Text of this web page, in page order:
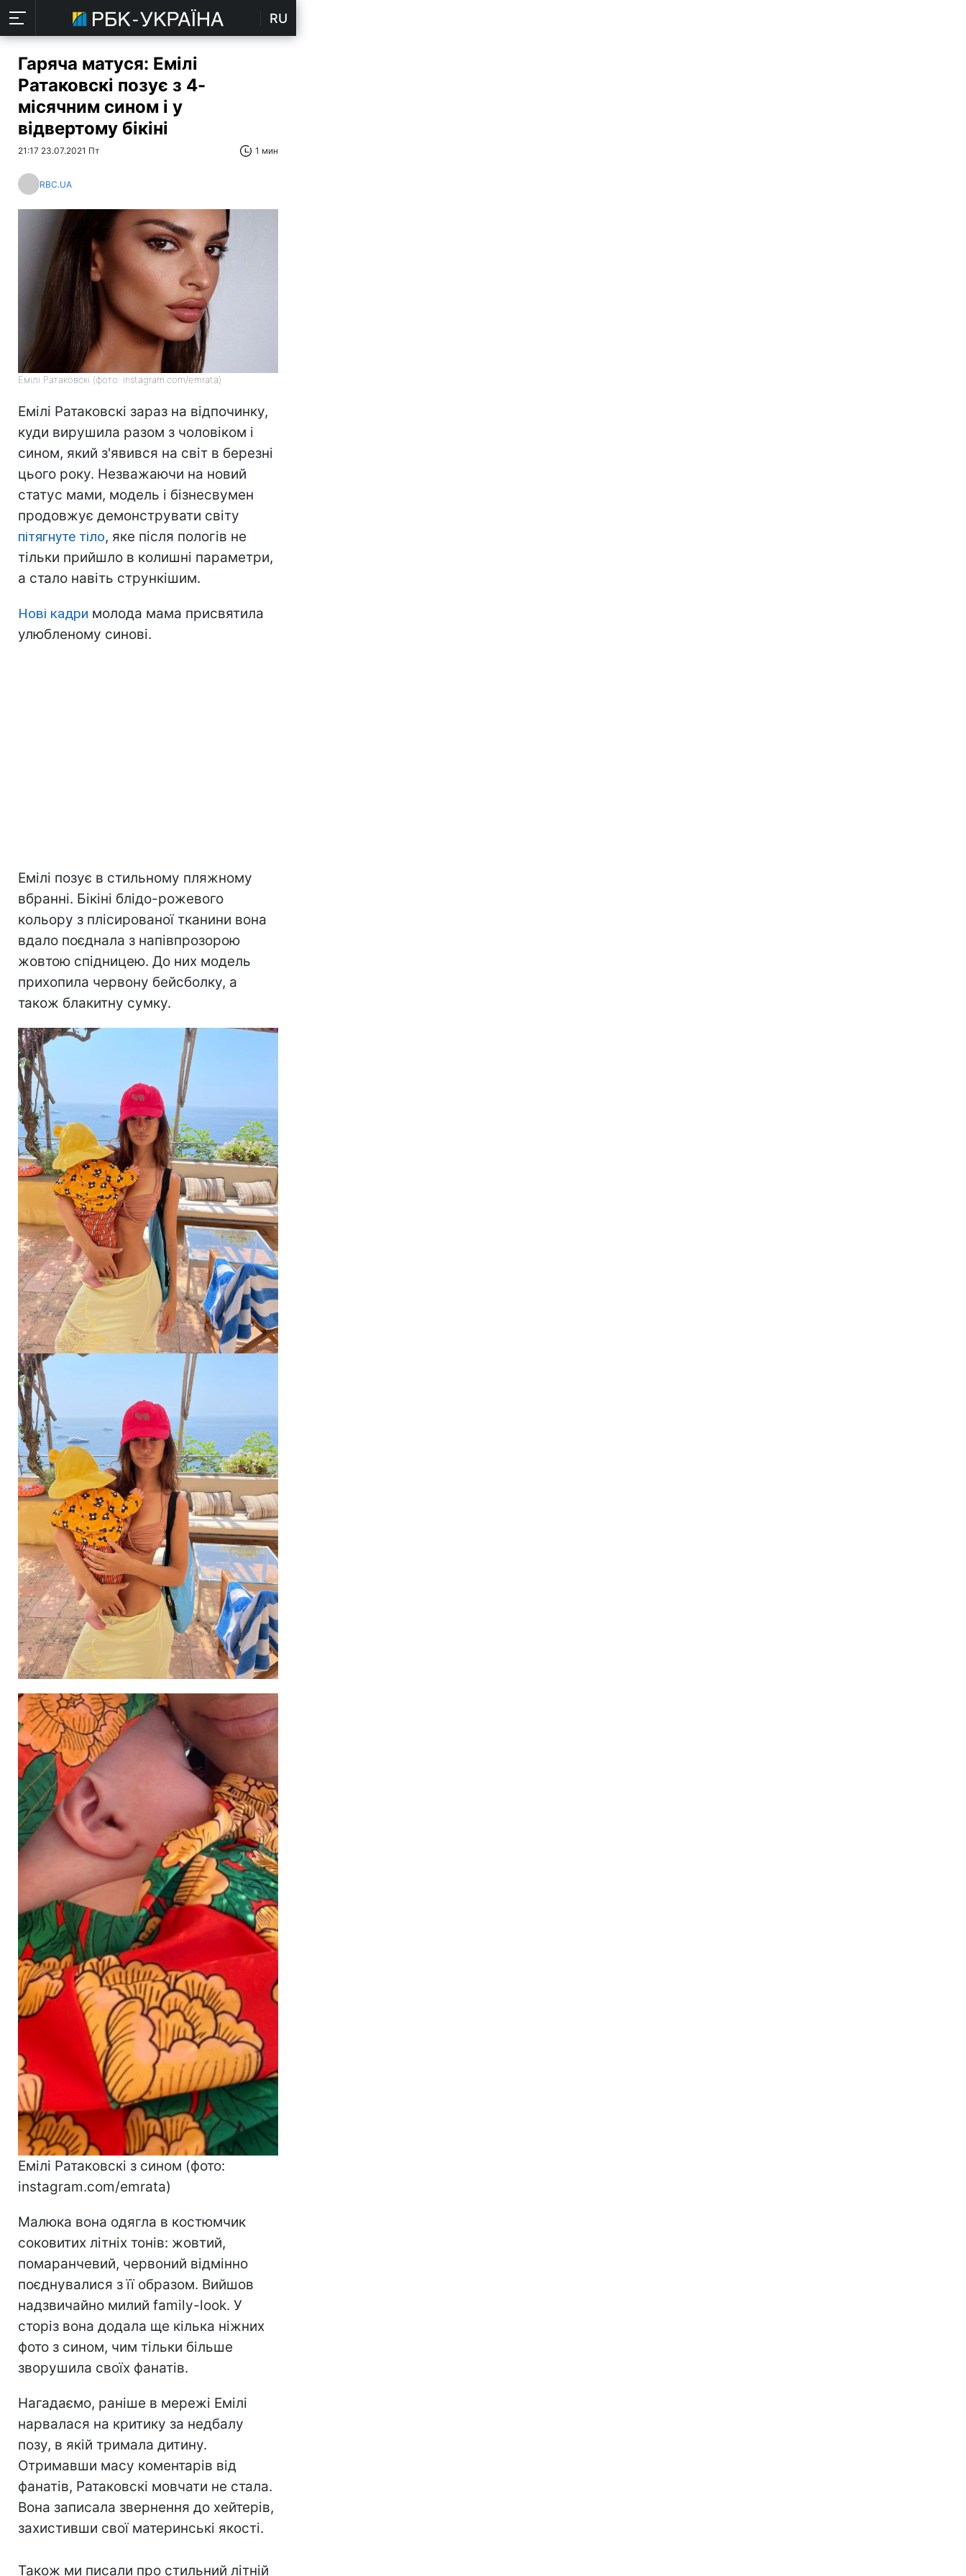
RU
Гаряча матуся: Емілі
Ратаковскі позує з 4-
місячним сином і у
відвертому бікіні
21:17 23.07.2021 Пт 1 мин
RBC.UA
Емілі Ратаковскі (фото: instagram.com/emrata)
Емілі Ратаковскі зараз на відпочинку,
куди вирушила разом з чоловіком і
сином, який з'явився на світ в березні
цього року. Незважаючи на новий
статус мами, модель і бізнесвумен
продовжує демонструвати світу
пітягнуте тіло, яке після пологів не
тільки прийшло в колишні параметри,
а стало навіть стрункішим.
Нові кадри молода мама присвятила
улюбленому синові.
Емілі позує в стильному пляжному
вбранні. Бікіні блідо-рожевого
кольору з плісированої тканини вона
вдало поєднала з напівпрозорою
жовтою спідницею. До них модель
прихопила червону бейсболку, а
також блакитну сумку.
Емілі Ратаковскі з сином (фото:
instagram.com/emrata)
Малюка вона одягла в костюмчик
соковитих літніх тонів: жовтий,
помаранчевий, червоний відмінно
поєднувалися з її образом. Вийшов
надзвичайно милий family-lоok. У
сторіз вона додала ще кілька ніжних
фото з сином, чим тільки більше
зворушила своїх фанатів.
Нагадаємо, раніше в мережі Емілі
нарвалася на критику за недбалу
позу, в якій тримала дитину.
Отримавши масу коментарів від
фанатів, Ратаковскі мовчати не стала.
Вона записала звернення до хейтерів,
захистивши свої материнські якості.
Також ми писали про стильний літній